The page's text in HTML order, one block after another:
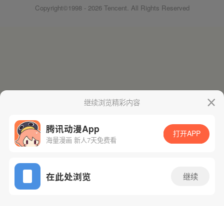
继续浏览精彩内容
腾讯动漫App
海量漫画 新人7天免费看
打开APP
在此处浏览 继续
Copyright©1998 - 2026 Tencent. All Rights Reserved